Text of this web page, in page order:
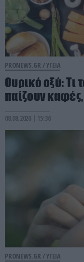
PRONEWS.GR /ΥΓΕΙΑ
Ουρικό οξύ: Τι
παίζουν
08.08.2026 | 15:36
PRONEWS.GR /ΥΓΕΙΑ